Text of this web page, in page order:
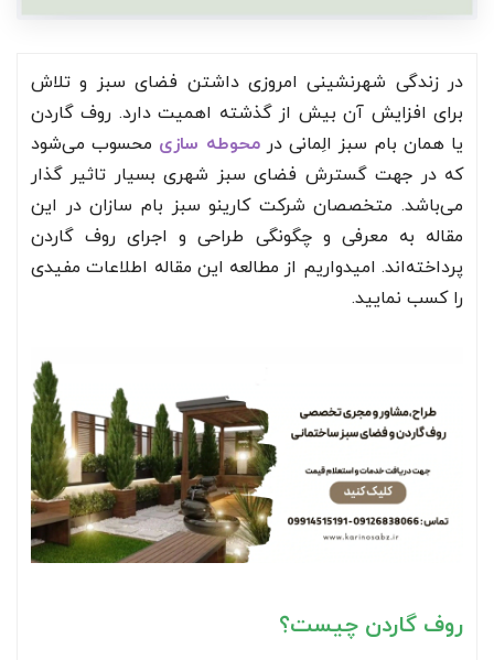
باربیکیو در اجرای روف گاردن
مبلمان در اجرای روف گاردن
سایبان یا پرگولا در روف گاردن
هزینه اجرای روف گاردن
اجرای روف گاردن در تهران
عوامل مهم در نگهداری روف گاردن
نحوه ثبت پروژه روف گاردن با شرکت کارینو سبز
بازدید
سوالات متداول
در زندگی شهرنشینی امروزی داشتن فضای سبز و تلاش
برای افزایش آن بیش از گذشته اهمیت دارد. روف گاردن
یا همان بام سبز الِمانی درمحوطه سازی محسوب می‌شود
که در جهت گسترش فضای سبز شهری بسیار تاثیر گذار
می‌باشد. متخصصان شرکت کارینو سبز بام سازان در این
مقاله به معرفی و چگونگی طراحی و اجرای روف گاردن
پرداخته‌اند. امیدواریم از مطالعه این مقاله اطلاعات مفیدی
را کسب نمایید.
روف گاردن چیست؟